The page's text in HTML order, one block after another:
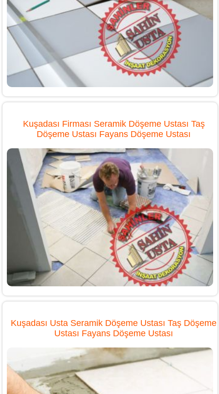
Kuşadası Firması Seramik Döşeme Ustası Taş
Döşeme Ustası Fayans Döşeme Ustası
Kuşadası Usta Seramik Döşeme Ustası Taş Döşeme
Ustası Fayans Döşeme Ustası